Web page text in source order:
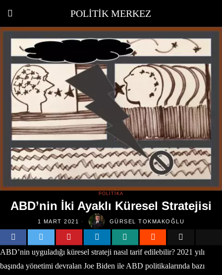
POLITIK MERKEZ
POLITIKA
ABD’nin İki Ayaklı Küresel Stratejisi
1 MART 2021 GÜRSEL TOKMAKOĞLU
ABD’nin uyguladığı küresel strateji nasıl tarif edilebilir? 2021 yılı
başında yönetimi devralan Joe Biden ile ABD politikalarında bazı